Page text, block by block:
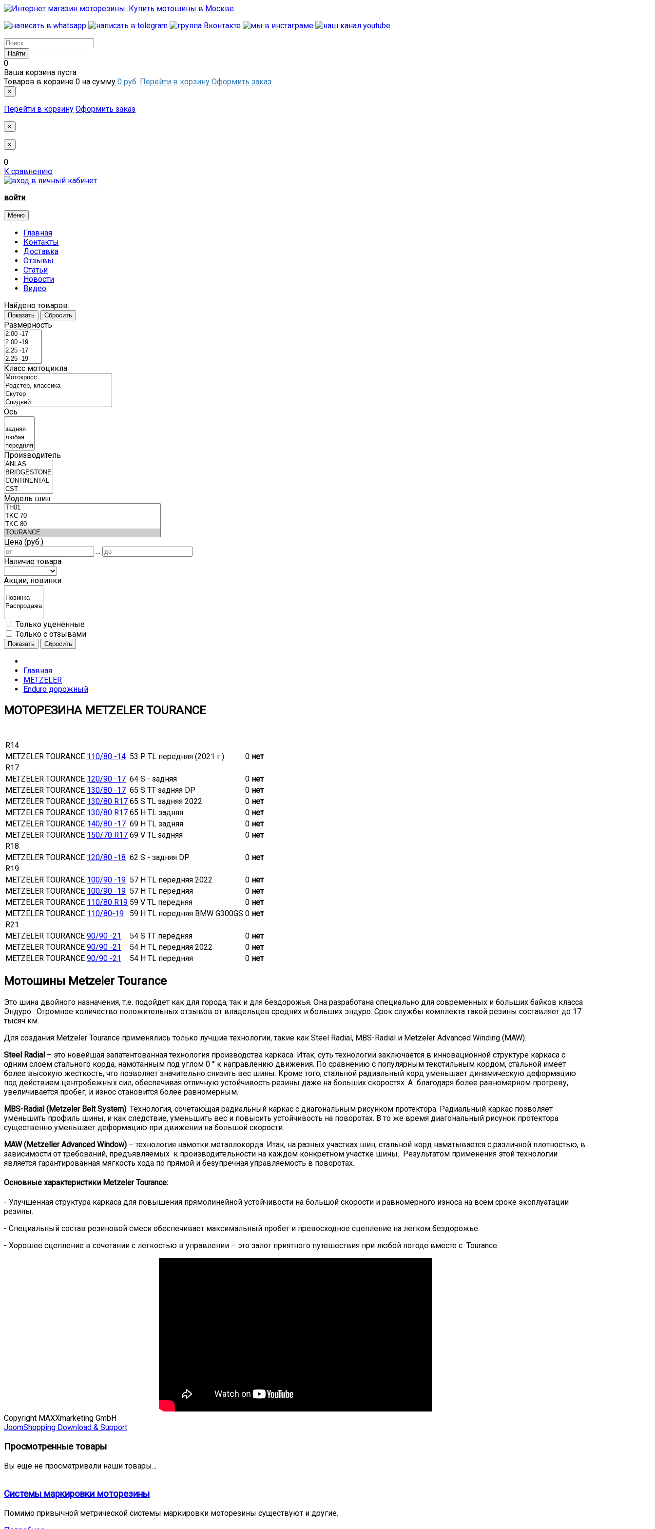
0
Ваша корзина пуста
Товаров в корзине 0 на сумму 0 руб. Перейти в корзину Оформить заказ
×
Перейти в корзину Оформить заказ
×
×
0
К сравнению
войти
Меню
Главная
Контакты
Доставка
Отзывы
Статьи
Новости
Видео
Найдено товаров:
Показать Сбросить
Размерность
Класс мотоцикла
Ось
Производитель
Модель шин
Цена (руб.)
...
Наличие товара
Акции, новинки
Только уценённые
Только с отзывами
Показать Сбросить
Главная
METZELER
Enduro дорожный
МОТОРЕЗИНА METZELER TOURANCE
R14
METZELER TOURANCE 110/80 -14 53 P TL передняя (2021 г.) 0 нет
R17
METZELER TOURANCE 120/90 -17 64 S - задняя 0 нет
METZELER TOURANCE 130/80 -17 65 S TT задняя DP 0 нет
METZELER TOURANCE 130/80 R17 65 S TL задняя 2022 0 нет
METZELER TOURANCE 130/80 R17 65 H TL задняя 0 нет
METZELER TOURANCE 140/80 -17 69 H TL задняя 0 нет
METZELER TOURANCE 150/70 R17 69 V TL задняя 0 нет
R18
METZELER TOURANCE 120/80 -18 62 S - задняя DP 0 нет
R19
METZELER TOURANCE 100/90 -19 57 H TL передняя 2022 0 нет
METZELER TOURANCE 100/90 -19 57 H TL передняя 0 нет
METZELER TOURANCE 110/80 R19 59 V TL передняя 0 нет
METZELER TOURANCE 110/80-19 59 H TL передняя BMW G300GS 0 нет
R21
METZELER TOURANCE 90/90 -21 54 S TT передняя 0 нет
METZELER TOURANCE 90/90 -21 54 H TL передняя 2022 0 нет
METZELER TOURANCE 90/90 -21 54 H TL передняя 0 нет
Мотошины Metzeler Tourance
Это шина двойного назначения, т.е. подойдет как для города, так и для бездорожья. Она разработана специально для современных и больших байков класса
Эндуро. Огромное количество положительных отзывов от владельцев средних и больших эндуро. Срок службы комплекта такой резины составляет до 17
тысяч км.
Для создания Metzeler Tourance применялись только лучшие технологии, такие как Steel Radial, MBS-Radial и Metzeler Advanced Winding (MAW).
Steel Radial – это новейшая запатентованная технология производства каркаса. Итак, суть технологии заключается в инновационной структуре каркаса с
одним слоем стального корда, намотанным под углом 0 ° к направлению движения. По сравнению с популярным текстильным кордом, стальной имеет
более высокую жесткость, что позволяет значительно снизить вес шины. Кроме того, стальной радиальный корд уменьшает динамическую деформацию
под действием центробежных сил, обеспечивая отличную устойчивость резины даже на больших скоростях. А благодаря более равномерном прогреву,
увеличивается пробег, и износ становится более равномерным.
MBS-Radial (Metzeler Belt System). Технология, сочетающая радиальный каркас с диагональным рисунком протектора. Радиальный каркас позволяет
уменьшить профиль шины, и как следствие, уменьшить вес и повысить устойчивость на поворотах. В то же время диагональный рисунок протектора
существенно уменьшает деформацию при движении на большой скорости.
MAW (Metzeller Advanced Window) – технология намотки металлокорда. Итак, на разных участках шин, стальной корд наматывается с различной плотностью, в
зависимости от требований, предъявляемых к производительности на каждом конкретном участке шины. Результатом применения этой технологии
является гарантированная мягкость хода по прямой и безупречная управляемость в поворотах.
Основные характеристики Metzeler Tourance:
- Улучшенная структура каркаса для повышения прямолинейной устойчивости на большой скорости и равномерного износа на всем сроке эксплуатации
резины.
- Специальный состав резиновой смеси обеспечивает максимальный пробег и превосходное сцепление на легком бездорожье.
- Хорошее сцепление в сочетании с легкостью в управлении – это залог приятного путешествия при любой погоде вместе с Tourance.
Copyright MAXXmarketing GmbH
JoomShopping Download & Support
Просмотренные товары
Вы еще не просматривали наши товары...
Системы маркировки моторезины
Помимо привычной метрической системы маркировки моторезины существуют и другие.